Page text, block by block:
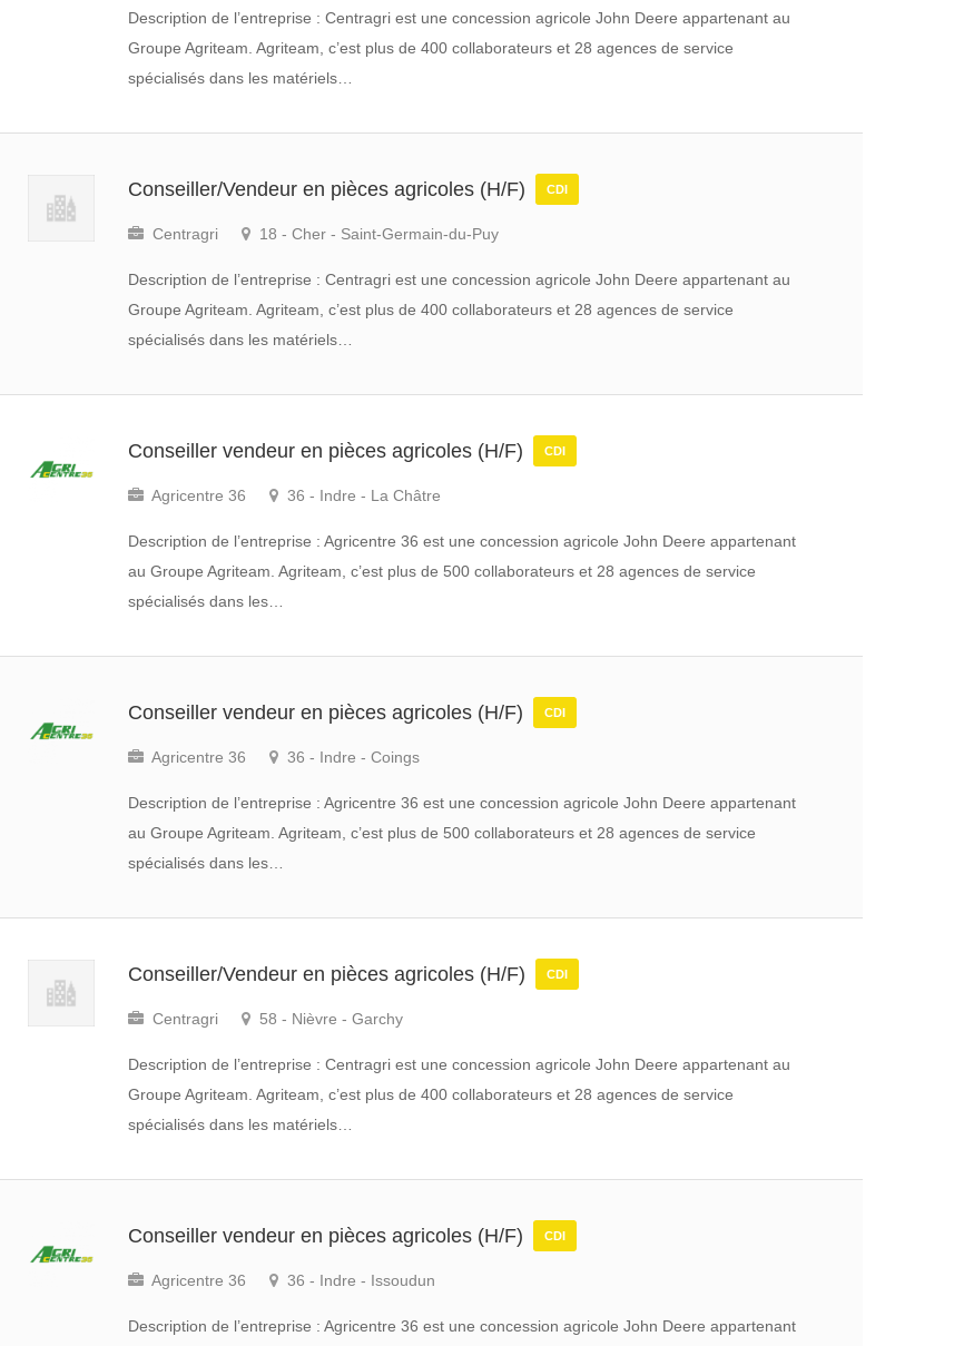
Description de l’entreprise : Centragri est une concession agricole John Deere appartenant au
Groupe Agriteam. Agriteam, c’est plus de 400 collaborateurs et 28 agences de service
spécialisés dans les matériels…
Conseiller/Vendeur en pièces agricoles (H/F) CDI
Centragri 18 - Cher - Saint-Germain-du-Puy
Description de l’entreprise : Centragri est une concession agricole John Deere appartenant au
Groupe Agriteam. Agriteam, c’est plus de 400 collaborateurs et 28 agences de service
spécialisés dans les matériels…
Conseiller vendeur en pièces agricoles (H/F) CDI
Agricentre 36 36 - Indre - La Châtre
Description de l’entreprise : Agricentre 36 est une concession agricole John Deere appartenant
au Groupe Agriteam. Agriteam, c’est plus de 500 collaborateurs et 28 agences de service
spécialisés dans les…
Conseiller vendeur en pièces agricoles (H/F) CDI
Agricentre 36 36 - Indre - Coings
Description de l’entreprise : Agricentre 36 est une concession agricole John Deere appartenant
au Groupe Agriteam. Agriteam, c’est plus de 500 collaborateurs et 28 agences de service
spécialisés dans les…
Conseiller/Vendeur en pièces agricoles (H/F) CDI
Centragri 58 - Nièvre - Garchy
Description de l’entreprise : Centragri est une concession agricole John Deere appartenant au
Groupe Agriteam. Agriteam, c’est plus de 400 collaborateurs et 28 agences de service
spécialisés dans les matériels…
Conseiller vendeur en pièces agricoles (H/F) CDI
Agricentre 36 36 - Indre - Issoudun
Description de l’entreprise : Agricentre 36 est une concession agricole John Deere appartenant